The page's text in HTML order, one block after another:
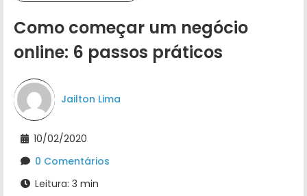
Como começar um negócio
online: 6 passos práticos
Jailton Lima
10/02/2020
0 Comentários
Leitura: 3 min